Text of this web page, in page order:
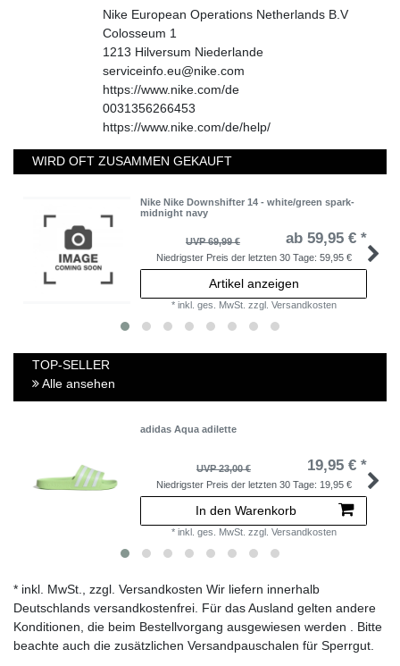
Nike European Operations Netherlands B.V
Colosseum 1
1213 Hilversum Niederlande
serviceinfo.eu@nike.com
https://www.nike.com/de
0031356266453
https://www.nike.com/de/help/
WIRD OFT ZUSAMMEN GEKAUFT
Nike Nike Downshifter 14 - white/green spark-
midnight navy
UVP 69,99 € ab 59,95 € *
Niedrigster Preis der letzten 30 Tage: 59,95 €
Artikel anzeigen
* inkl. ges. MwSt. zzgl. Versandkosten
TOP-SELLER
Alle ansehen
adidas Aqua adilette
UVP 23,00 € 19,95 € *
Niedrigster Preis der letzten 30 Tage: 19,95 €
In den Warenkorb
* inkl. ges. MwSt. zzgl. Versandkosten
* inkl. MwSt., zzgl. Versandkosten Wir liefern innerhalb
Deutschlands versandkostenfrei. Für das Ausland gelten andere
Konditionen, die beim Bestellvorgang ausgewiesen werden . Bitte
beachte auch die zusätzlichen Versandpauschalen für Sperrgut.